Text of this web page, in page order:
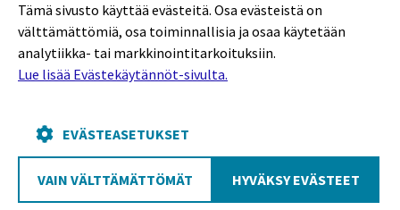
Evästekäytännöt
Poutapilvi web design
Tämä sivusto käyttää evästeitä. Osa evästeistä on
välttämättömiä, osa toiminnallisia ja osaa käytetään
analytiikka- tai markkinointitarkoituksiin.
Lue lisää Evästekäytännöt-sivulta.
EVÄSTEASETUKSET
VAIN VÄLTTÄMÄTTÖMÄT HYVÄKSY EVÄSTEET